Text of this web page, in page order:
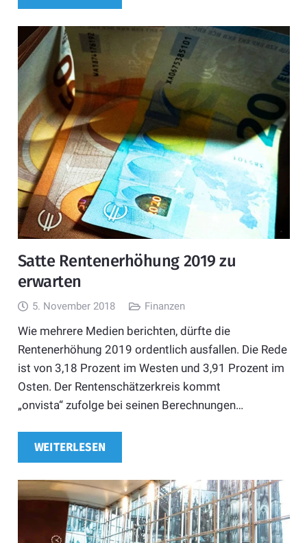
Satte Rentenerhöhung 2019 zu
erwarten
5. November 2018 Finanzen
Wie mehrere Medien berichten, dürfte die
Rentenerhöhung 2019 ordentlich ausfallen. Die Rede
ist von 3,18 Prozent im Westen und 3,91 Prozent im
Osten. Der Rentenschätzerkreis kommt
„onvista“ zufolge bei seinen Berechnungen…
WEITERLESEN